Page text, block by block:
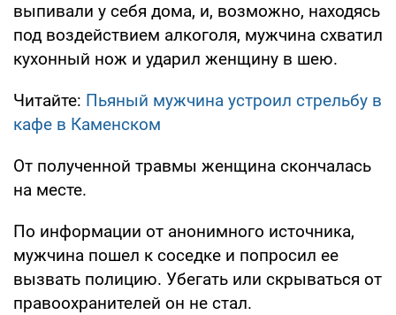
выпивали у себя дома, и, возможно, находясь
под воздействием алкоголя, мужчина схватил
кухонный нож и ударил женщину в шею.
Читайте: Пьяный мужчина устроил стрельбу в
кафе в Каменском
От полученной травмы женщина скончалась
на месте.
По информации от анонимного источника,
мужчина пошел к соседке и попросил ее
вызвать полицию. Убегать или скрываться от
правоохранителей он не стал.